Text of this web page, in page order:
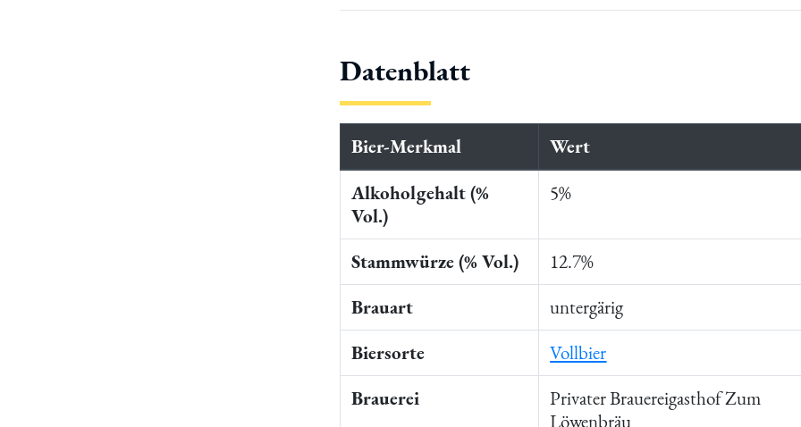
Datenblatt
Bier-Merkmal
Wert
Alkoholgehalt (%
Vol.)
5%
Stammwürze (% Vol.)
12.7%
Brauart
untergärig
Biersorte
Vollbier
Brauerei
Privater Brauereigasthof Zum
Löwenbräu